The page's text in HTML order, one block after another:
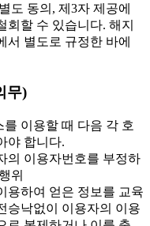
도 동의, 제3자 제공에
회할 수 있습니다. 해지
서 별도로 규정한 바에
무)
이용할 때 다음 각 호
야 합니다.
의 이용자번호를 부정하
위
용하여 얻은 정보를 교육
승낙없이 이용자의 이용